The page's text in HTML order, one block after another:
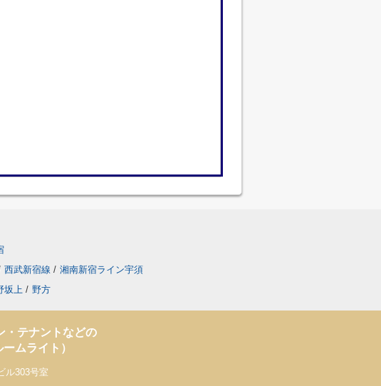
西武新宿線 / 湘南新宿ライン宇須
坂上 / 野方
・テナントなどの
ムライト）
ル303号室